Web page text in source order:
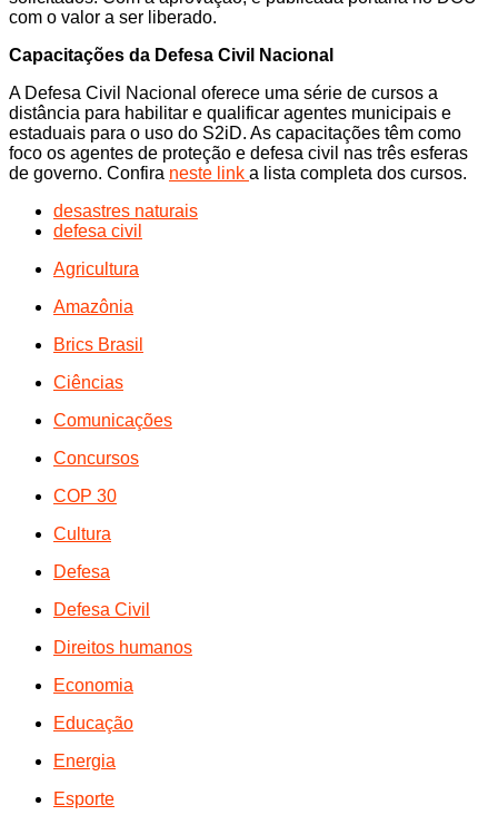
com o valor a ser liberado.
Capacitações da Defesa Civil Nacional
A Defesa Civil Nacional oferece uma série de cursos a
distância para habilitar e qualificar agentes municipais e
estaduais para o uso do S2iD. As capacitações têm como
foco os agentes de proteção e defesa civil nas três esferas
de governo. Confira neste link a lista completa dos cursos.
desastres naturais
defesa civil
Agricultura
Amazônia
Brics Brasil
Ciências
Comunicações
Concursos
COP 30
Cultura
Defesa
Defesa Civil
Direitos humanos
Economia
Educação
Energia
Esporte